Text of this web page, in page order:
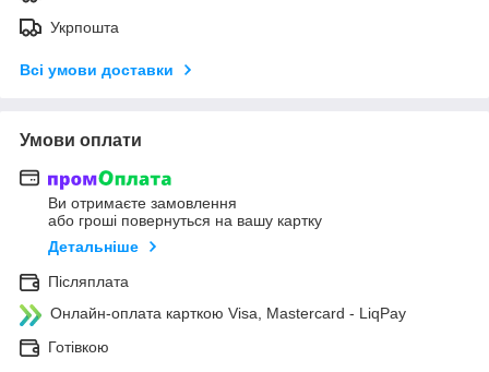
Укрпошта
Всі умови доставки
Умови оплати
Ви отримаєте замовлення
або гроші повернуться на вашу картку
Детальніше
Післяплата
Онлайн-оплата карткою Visa, Mastercard - LiqPay
Готівкою